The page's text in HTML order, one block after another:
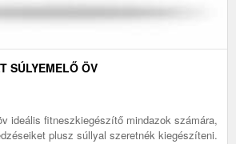
SÚLYEMELŐ ÖV
ideális fitneszkiegészítő mindazok számára,
plusz súllyal szeretnék kiegészíteni.